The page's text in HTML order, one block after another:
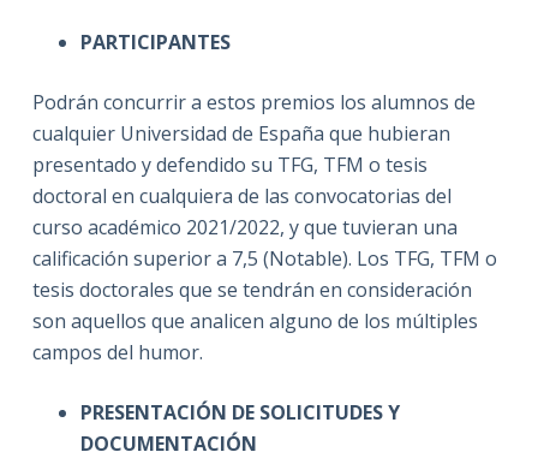
PARTICIPANTES
Podrán concurrir a estos premios los alumnos de
cualquier Universidad de España que hubieran
presentado y defendido su TFG, TFM o tesis
doctoral en cualquiera de las convocatorias del
curso académico 2021/2022, y que tuvieran una
calificación superior a 7,5 (Notable). Los TFG, TFM o
tesis doctorales que se tendrán en consideración
son aquellos que analicen alguno de los múltiples
campos del humor.
PRESENTACIÓN DE SOLICITUDES Y
DOCUMENTACIÓN